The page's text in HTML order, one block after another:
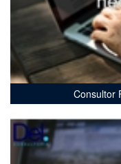
Consultor